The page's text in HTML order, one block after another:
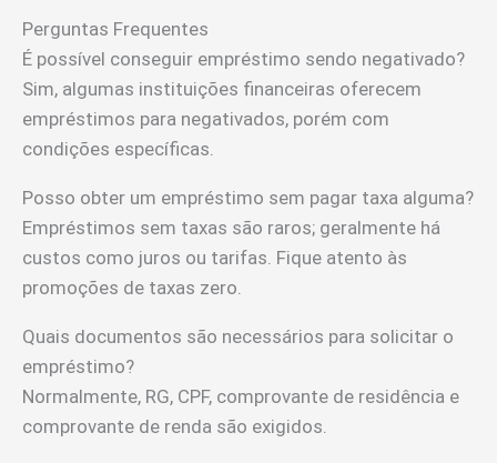
Perguntas Frequentes
É possível conseguir empréstimo sendo negativado?
Sim, algumas instituições financeiras oferecem
empréstimos para negativados, porém com
condições específicas.
Posso obter um empréstimo sem pagar taxa alguma?
Empréstimos sem taxas são raros; geralmente há
custos como juros ou tarifas. Fique atento às
promoções de taxas zero.
Quais documentos são necessários para solicitar o
empréstimo?
Normalmente, RG, CPF, comprovante de residência e
comprovante de renda são exigidos.